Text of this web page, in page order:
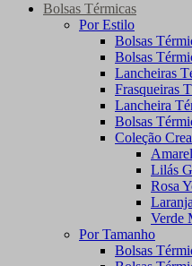
Bolsas Térmicas
Por Estilo
Bolsas
Bolsas
Lancheiras
Frasqueiras
Lancheira
Bolsas
Coleção
Lilás
Rosa
Verde
Por Tamanho
Bolsas